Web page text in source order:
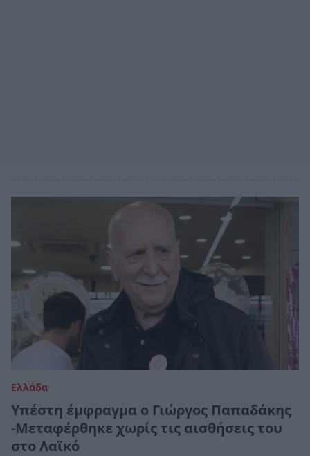
Ελλάδα
Υπέστη έμφραγμα ο Γιώργος Παπαδάκης
-Μεταφέρθηκε χωρίς τις αισθήσεις του
στο Λαϊκό